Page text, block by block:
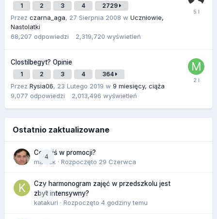
1 2 3 4 2729
Przez czarna_aga, 27 Sierpnia 2008 w Uczniowie,
Nastolatki
68,207 odpowiedzi 2,319,720 wyświetleń
Clostilbegyt? Opinie
1 2 3 4 364
Przez Rysia06, 23 Lutego 2019 w 9 miesięcy, ciąża
9,077 odpowiedzi 2,013,496 wyświetleń
Ostatnio zaktualizowane
4
Co dziś w promocji?
maciek · Rozpoczęto 29 Czerwca
0
Czy harmonogram zajęć w przedszkolu jest
zbyt intensywny?
katakuri · Rozpoczęto 4 godziny temu